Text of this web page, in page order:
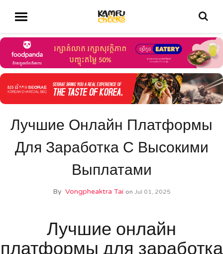
Лучшие Онлайн Платформы
Для Заработка С Высокими
Выплатами
By Vongpheaktra Tai on Jul 01, 2025
Лучшие онлайн
платформы для заработка